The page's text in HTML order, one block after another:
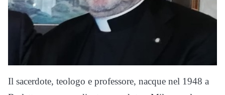
Il sacerdote, teologo e professore, nacque nel 1948 a